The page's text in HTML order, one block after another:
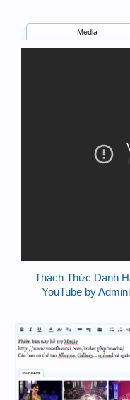
Media
Thách Thức Danh
YouTube by